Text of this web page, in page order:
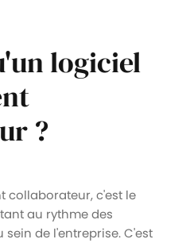
logiciel
?
collaborateur, c'est le
au rythme des
de l'entreprise. C'est